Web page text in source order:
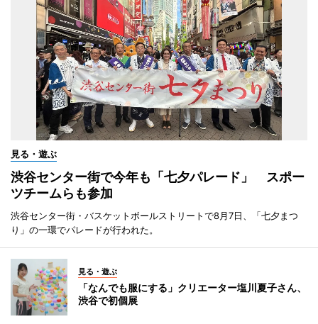
見る・遊ぶ
渋谷センター街で今年も「七夕パレード」 スポー
ツチームらも参加
渋谷センター街・バスケットボールストリートで8月7日、「七夕まつ
り」の一環でパレードが行われた。
見る・遊ぶ
「なんでも服にする」クリエーター塩川夏子さん、
渋谷で初個展